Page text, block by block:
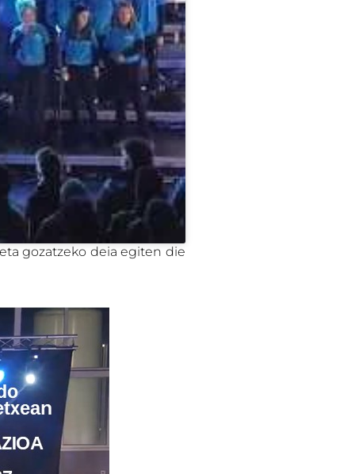
gozatzeko deia egiten die